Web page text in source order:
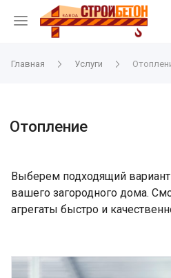
Главная Услуги
Отопление
Выберем подходящий
вашего загородного дома.
агрегаты быстро и